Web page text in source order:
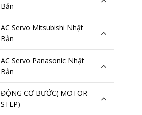
Bản
AC Servo Mitsubishi Nhật
Bản
AC Servo Panasonic Nhật
Bản
ĐỘNG CƠ BƯỚC( MOTOR
STEP)